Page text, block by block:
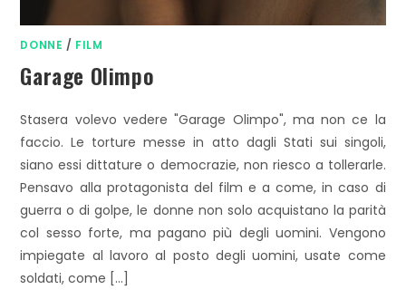
DONNE / FILM
Garage Olimpo
Stasera volevo vedere "Garage Olimpo", ma non ce la
faccio. Le torture messe in atto dagli Stati sui singoli,
siano essi dittature o democrazie, non riesco a tollerarle.
Pensavo alla protagonista del film e a come, in caso di
guerra o di golpe, le donne non solo acquistano la parità
col sesso forte, ma pagano più degli uomini. Vengono
impiegate al lavoro al posto degli uomini, usate come
soldati, come […]